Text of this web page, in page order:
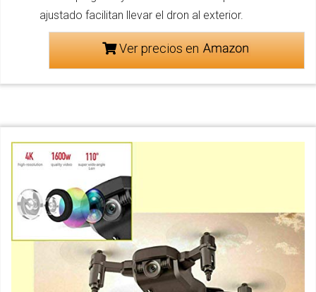
ajustado facilitan llevar el dron al exterior.
Ver precios en